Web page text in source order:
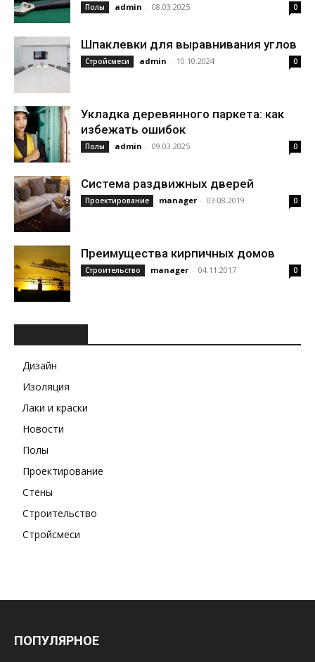
Полы admin - 08.03.2025 0
Шпаклевки для выравнивания углов
Стройсмеси admin - 10.10.2024 0
Укладка деревянного паркета: как
избежать ошибок
Полы admin - 09.03.2025 0
Система раздвижных дверей
Проектирование manager - 03.08.2019 0
Преимущества кирпичных домов
Строительство manager - 04.11.2017 0
Дизайн
Изоляция
Лаки и краски
Новости
Полы
Проектирование
Стены
Строительство
Стройсмеси
ПОПУЛЯРНОЕ